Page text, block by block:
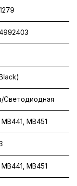
Светодиодная
MB451
MB451